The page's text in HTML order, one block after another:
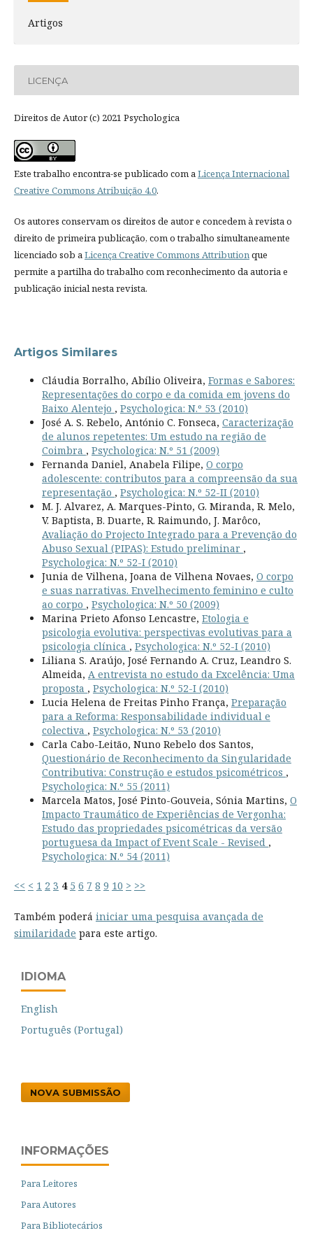
Artigos
LICENÇA
Direitos de Autor (c) 2021 Psychologica
Este trabalho encontra-se publicado com aLicença Internacional
Creative Commons Atribuição 4.0.
Os autores conservam os direitos de autor e concedem à revista o
direito de primeira publicação, com o trabalho simultaneamente
licenciado sob aLicença Creative Commons Attributionque
permite a partilha do trabalho com reconhecimento da autoria e
publicação inicial nesta revista.
Artigos Similares
Cláudia Borralho, Abílio Oliveira, Formas e Sabores:
Representações do corpo e da comida em jovens do
Baixo Alentejo , Psychologica: N.º 53 (2010)
José A. S. Rebelo, António C. Fonseca, Caracterização
de alunos repetentes: Um estudo na região de
Coimbra , Psychologica: N.º 51 (2009)
Fernanda Daniel, Anabela Filipe, O corpo
adolescente: contributos para a compreensão da sua
representação , Psychologica: N.º 52-II (2010)
M. J. Alvarez, A. Marques-Pinto, G. Miranda, R. Melo,
V. Baptista, B. Duarte, R. Raimundo, J. Marôco,
Avaliação do Projecto Integrado para a Prevenção do
Abuso Sexual (PIPAS): Estudo preliminar ,
Psychologica: N.º 52-I (2010)
Junia de Vilhena, Joana de Vilhena Novaes, O corpo
e suas narrativas. Envelhecimento feminino e culto
ao corpo , Psychologica: N.º 50 (2009)
Marina Prieto Afonso Lencastre, Etologia e
psicologia evolutiva: perspectivas evolutivas para a
psicologia clínica , Psychologica: N.º 52-I (2010)
Liliana S. Araújo, José Fernando A. Cruz, Leandro S.
Almeida, A entrevista no estudo da Excelência: Uma
proposta , Psychologica: N.º 52-I (2010)
Lucia Helena de Freitas Pinho França, Preparação
para a Reforma: Responsabilidade individual e
colectiva , Psychologica: N.º 53 (2010)
Carla Cabo-Leitão, Nuno Rebelo dos Santos,
Questionário de Reconhecimento da Singularidade
Contributiva: Construção e estudos psicométricos ,
Psychologica: N.º 55 (2011)
Marcela Matos, José Pinto-Gouveia, Sónia Martins, O
Impacto Traumático de Experiências de Vergonha:
Estudo das propriedades psicométricas da versão
portuguesa da Impact of Event Scale - Revised ,
Psychologica: N.º 54 (2011)
<< < 1 2 3 4 5 6 7 8 9 10 > >>
Também poderá iniciar uma pesquisa avançada de
similaridade para este artigo.
IDIOMA
English
Português (Portugal)
NOVA SUBMISSÃO
INFORMAÇÕES
Para Leitores
Para Autores
Para Bibliotecários